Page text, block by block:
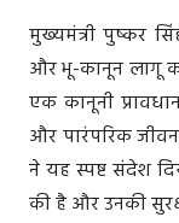
मुख्यमंत्री पुष्कर
और भू-कानून लागू
एक कानूनी
और पारंपरिक
ने यह स्पष्ट संदेश
की है और उनकी